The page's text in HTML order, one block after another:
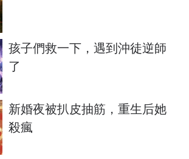
孩子們救一下，遇到沖徒逆師
了
新婚夜被扒皮抽筋，重生后她
殺瘋